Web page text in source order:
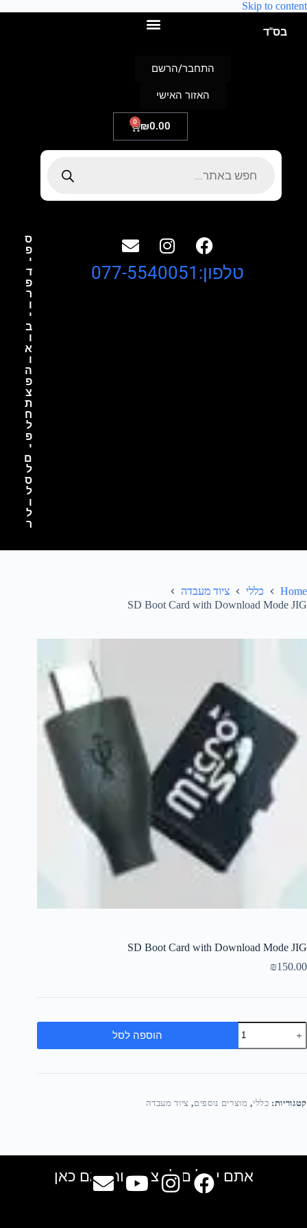
Skip to content
בס"ד
₪0.00
0
התחבר/הרשם
האזור האישי
ס
פ
י
ד
פ
ר
ו
י
ב
ו
א
ו
ה
פ
צ
ת
ח
ל
פ
י
ם
ל
ס
ל
ו
ל
ר
טלפון:077-5540051
Home כללי
ציוד מעבדה
SD Boot Card with Download Mode JIG
SD Boot Card with Download Mode JIG
₪150.00
הוספה לסל
קטגוריות: כללי, מוצרים נוספים, ציוד מעבדה
אתם יכולים למצוא אותנו גם כאן